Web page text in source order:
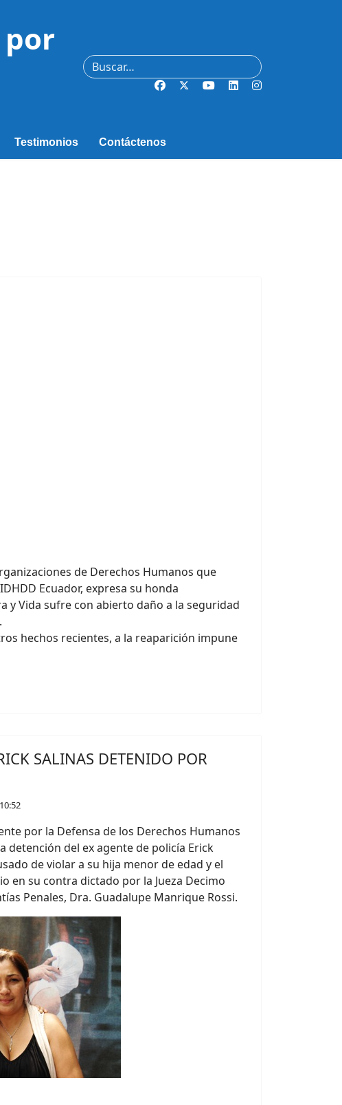
Buscar
Testimonios Contáctenos
de Derechos Humanos que
Ecuador, expresa su honda
y Vida sufre con abierto daño a la seguridad
hechos recientes, a la reaparición impune
SALINAS DETENIDO POR
por la Defensa de los Derechos Humanos
detención del ex agente de policía Erick
de violar a su hija menor de edad y el
en su contra dictado por la Jueza Decimo
Penales, Dra. Guadalupe Manrique Rossi.